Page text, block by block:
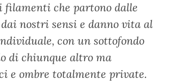
filamenti che partono dalle
nostri sensi e danno vita al
con un sottofondo
di chiunque altro ma
e ombre totalmente private.